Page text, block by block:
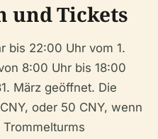
und Tickets
bis 22:00 Uhr vom 1.
8:00 Uhr bis 18:00
März geöffnet. Die
oder 50 CNY, wenn